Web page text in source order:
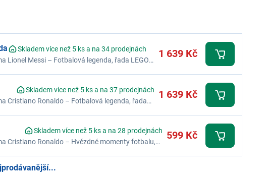
Skladem více než 5 ks a na 34 prodejnách
Lionel Messi – Fotbalová legenda, řada LEGO
1 639 Kč
Skladem více než 5 ks a na 37 prodejnách
Cristiano Ronaldo – Fotbalová legenda, řada
1 639 Kč
Skladem více než 5 ks a na 28 prodejnách
Cristiano Ronaldo – Hvězdné momenty fotbalu,
599 Kč